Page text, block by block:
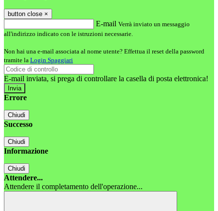
button close ×
E-mail Verrà inviato un messaggio
all'indirizzo indicato con le istruzioni necessarie.
Non hai una e-mail associata al nome utente? Effettua il reset della password
tramite la Login Spaggiari
E-mail inviata, si prega di controllare la casella di posta elettronica!
Errore
Chiudi
Successo
Chiudi
Informazione
Chiudi
Attendere...
Attendere il completamento dell'operazione...